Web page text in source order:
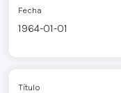
Fecha
1964-01-01
Título